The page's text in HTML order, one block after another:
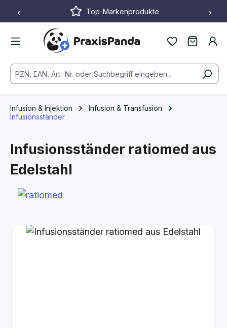
Zum Hauptinhalt springenTop-Markenprodukte
Infusion & Injektion
Infusion & Transfusion
Infusionsständer
Infusionsständer ratiomed aus
Edelstahl
Bildergalerie überspringen